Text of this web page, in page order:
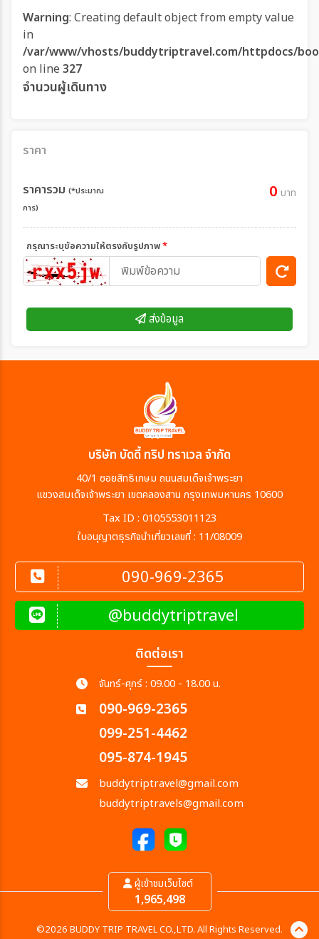
Warning: Creating default object from empty value
in
/var/www/vhosts/buddytriptravel.com/httpdocs/
on line 327
จำนวนผู้เดินทาง
ราคา
ราคารวม (*ประมาณ
การ)
0 บาท
กรุณาระบุข้อความให้ตรงกับรูปภาพ*
ส่งข้อมูล
บริษัท บัดดี้ ทริป ทราเวล จำกัด
40/1 ซอยสิทธิเกษม ถนนสมเด็จเจ้าพระยา
แขวงสมเด็จเจ้าพระยา เขตคลองสาน กรุงเทพมหานคร 10600
Tax ID : 0105553011123
ใบอนุญาตธุรกิจนำเที่ยวเลขที่ : 11/08009
090-969-2365
@buddytriptravel
ติดต่อเรา
จันทร์-ศุกร์ : 09.00 - 18.00 น.
090-969-2365
099-251-4462
095-874-1945
buddytriptravel@gmail.com
buddytriptravels@gmail.com
ผู้เข้าชมเว็บไซต์
1,965,498
©2026 BUDDY TRIP TRAVEL CO.,LTD. All Rights Reserved.